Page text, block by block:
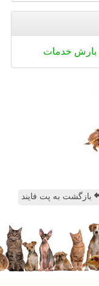
بارش خدمات
بازگشت به پت فایند